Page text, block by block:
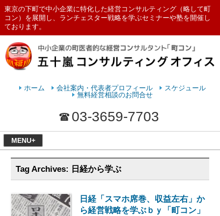
東京の下町で中小企業に特化した経営コンサルティング（略して町
コン）を展開し、ランチェスター戦略を学ぶセミナーや塾を開催し
ております。
ランチェスターの法則を学ぶなら
ホーム 会社案内・代表者プロフィール
スケジュール
無料経営相談のお問合せ
03-3659-7703
MENU+
Tag Archives: 日経から学ぶ
日経「スマホ席巻、収益左右」か
ら経営戦略を学ぶｂｙ「町コン」